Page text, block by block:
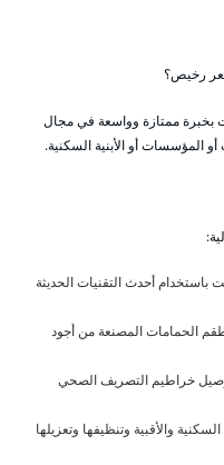
رخيص؟
ممتازة وواسعة في مجال
المؤسسات أو الأبنية السكنية.
باستخدام أحدث التقنيات الحديثة
الحمامات المصنعة من أجود
خراطيم التصريف الصحي
والأقبية وتنظيفها وتعزيلها